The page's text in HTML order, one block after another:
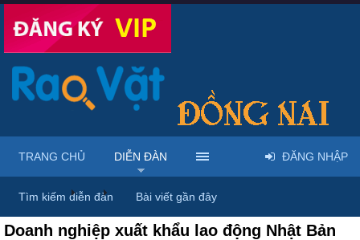
Diễn đàn ... Rao vặt tổng hợp - Uy tín - Miễn phí
Doanh nghiệp xuất khẩu lao động Nhật Bản
TRANG CHỦ DIỄN ĐÀN
Tìm kiếm diễn đàn Bài viết gần đây
ĐĂNG NHẬP